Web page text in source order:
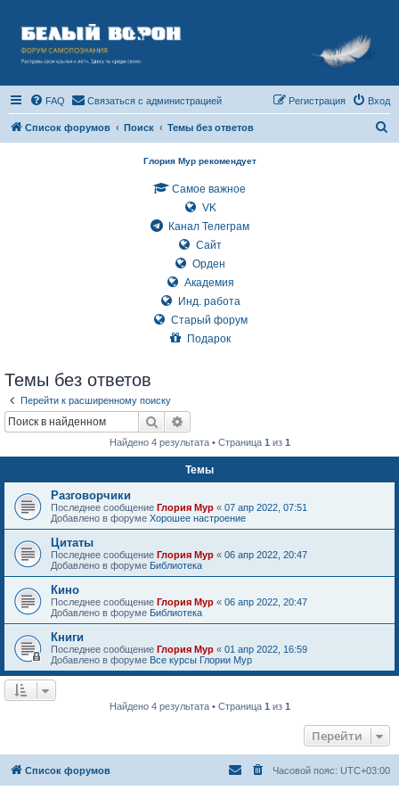
FAQ Связаться с администрацией Вход
Регистрация
Список форумов Поиск Темы без ответов
Глория Мур рекомендует
Самое важное
VK
Канал Телеграм
Сайт
Орден
Академия
Инд. работа
Старый форум
Подарок
Темы без ответов
Перейти к расширенному поиску
Поиск
Найдено 4 результата • Страница 1 из 1
Темы
Разговорчики
Последнее сообщение Глория Мур « 07 апр 2022, 07:51
Добавлено в форуме Хорошее настроение
Цитаты
Последнее сообщение Глория Мур « 06 апр 2022, 20:47
Добавлено в форуме Библиотека
Кино
Последнее сообщение Глория Мур « 06 апр 2022, 20:47
Добавлено в форуме Библиотека
Книги
Последнее сообщение Глория Мур « 01 апр 2022, 16:59
Добавлено в форуме Все курсы Глории Мур
Найдено 4 результата • Страница 1 из 1
Перейти
Список форумов Часовой пояс: UTC+03:00